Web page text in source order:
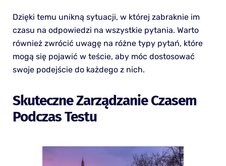
Dzięki temu unikną sytuacji, w której zabraknie im
czasu na odpowiedzi na wszystkie pytania. Warto
również zwrócić uwagę na różne typy pytań, które
mogą się pojawić w teście, aby móc dostosować
swoje podejście do każdego z nich.
Skuteczne Zarządzanie Czasem
Podczas Testu